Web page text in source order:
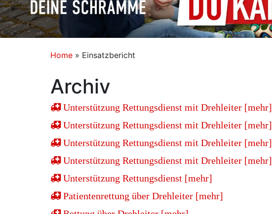
Home » Einsatzbericht
Archiv
Unterstützung Rettungsdienst mit Drehleiter [mehr]
Unterstützung Rettungsdienst mit Drehleiter [mehr]
Unterstützung Rettungsdienst mit Drehleiter [mehr]
Unterstützung Rettungsdienst mit Drehleiter [mehr]
Unterstützung Rettungsdienst [mehr]
Patientenrettung über Drehleiter [mehr]